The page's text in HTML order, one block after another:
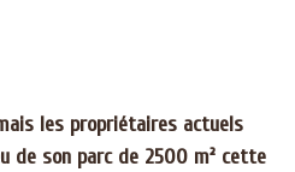
les propriétaires actuels
de son parc de 2500 m² cette